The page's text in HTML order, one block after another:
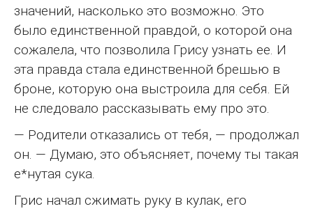
значений, насколько это возможно. Это
было единственной правдой, о которой она
сожалела, что позволила Грису узнать ее. И
эта правда стала единственной брешью в
броне, которую она выстроила для себя. Ей
не следовало рассказывать ему про это.
— Родители отказались от тебя, — продолжал
он. — Думаю, это объясняет, почему ты такая
е*нутая сука.
Грис начал сжимать руку в кулак, его